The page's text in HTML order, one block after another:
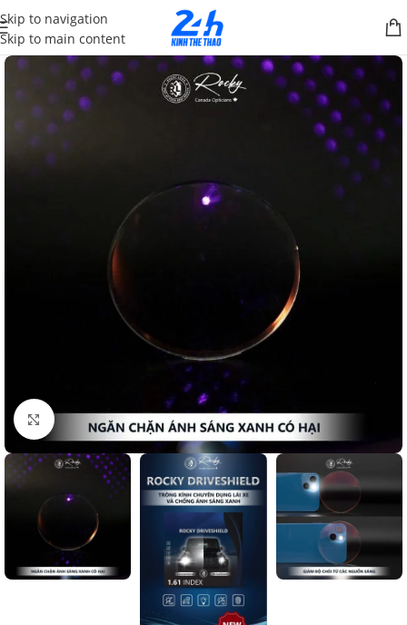
Skip to navigation
Skip to main content
Click to enlarge